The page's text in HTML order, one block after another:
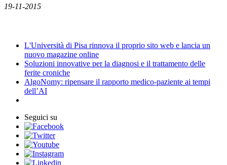
19-11-2015
L'Università di Pisa rinnova il proprio sito web e lancia un
nuovo magazine online
Soluzioni innovative per la diagnosi e il trattamento delle
ferite croniche
AlgoNomy: ripensare il rapporto medico-paziente ai tempi
dell’AI
Seguici su